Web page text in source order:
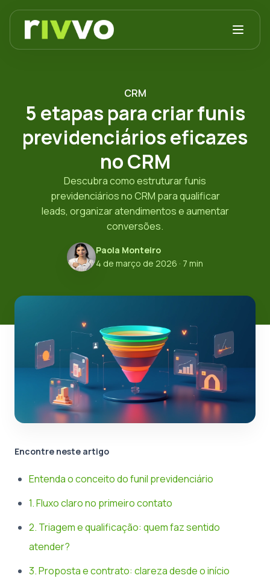
CRM
5 etapas para criar funis
previdenciários eficazes
no CRM
Descubra como estruturar funis
previdenciários no CRM para qualificar
leads, organizar atendimentos e aumentar
conversões.
Paola Monteiro
4 de março de 2026 · 7 min
Encontre neste artigo
Entenda o conceito do funil previdenciário
1. Fluxo claro no primeiro contato
2. Triagem e qualificação: quem faz sentido
atender?
3. Proposta e contrato: clareza desde o início